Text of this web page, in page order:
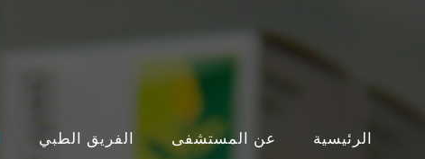
content
الرئيسية
عن المستشفى الفريق الطبي